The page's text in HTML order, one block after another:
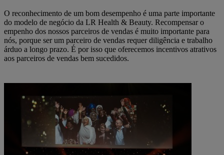
O reconhecimento de um bom desempenho é uma parte importante
do modelo de negócio da LR Health & Beauty. Recompensar o
empenho dos nossos parceiros de vendas é muito importante para
nós, porque ser um parceiro de vendas requer diligência e trabalho
árduo a longo prazo. É por isso que oferecemos incentivos atrativos
aos parceiros de vendas bem sucedidos.